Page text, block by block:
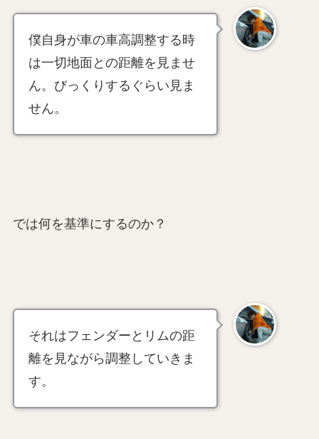
僕自身が車の車高調整する時
は一切地面との距離を見ませ
ん。びっくりするぐらい見ま
せん。
では何を基準にするのか？
それはフェンダーとリムの距
離を見ながら調整していきま
す。